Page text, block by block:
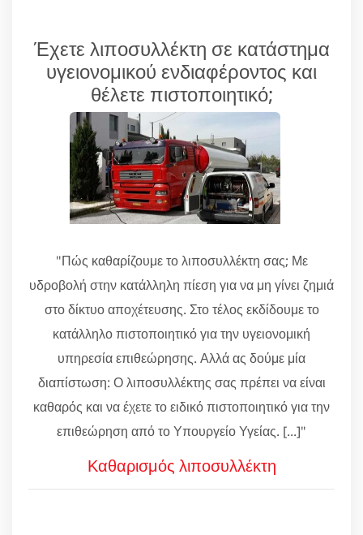
Έχετε λιποσυλλέκτη σε κατάστημα
υγειονομικού ενδιαφέροντος και
θέλετε πιστοποιητικό;
"Πώς καθαρίζουμε το λιποσυλλέκτη σας; Με
υδροβολή στην κατάλληλη πίεση για να μη γίνει ζημιά
στο δίκτυο αποχέτευσης. Στο τέλος εκδίδουμε το
κατάλληλο πιστοποιητικό για την υγειονομική
υπηρεσία επιθεώρησης. Αλλά ας δούμε μία
διαπίστωση: Ο λιποσυλλέκτης σας πρέπει να είναι
καθαρός και να έχετε το ειδικό πιστοποιητικό για την
επιθεώρηση από το Υπουργείο Υγείας. [...]"
Καθαρισμός λιποσυλλέκτη